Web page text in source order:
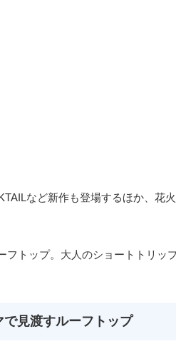
など新作も登場するほか、花
トップ。大人のショートトリッ
見渡すルーフトップ